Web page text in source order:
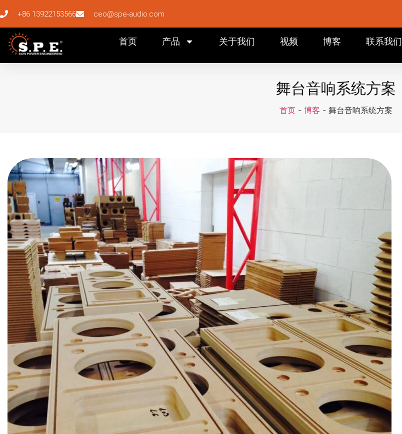
+86 13922153566 ceo@spe-audio.com
首页 产品 关于我们 视频 博客 联系我们
舞台音响系统方案
首页 - 博客 - 舞台音响系统方案